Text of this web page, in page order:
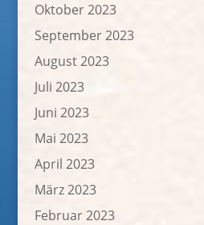
Oktober 2023
September 2023
August 2023
Juli 2023
Juni 2023
Mai 2023
April 2023
März 2023
Februar 2023